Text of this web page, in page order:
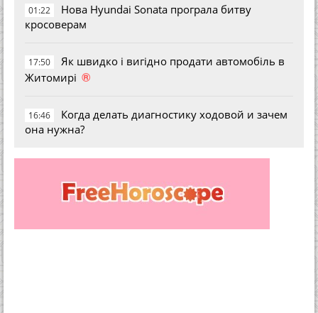
01:22
Нова Hyundai Sonata програла битву
кросоверам
17:50
Як швидко і вигідно продати автомобіль в
Житомирі ®
16:46
Когда делать диагностику ходовой и зачем
она нужна?